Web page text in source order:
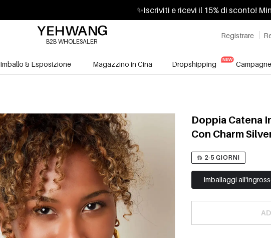
✨Iscriviti e ricevi il 15% di sconto!
Registrare
B2B WHOLESALER
Imballo & Esposizione Magazzino in Cina Dropshipping Campagne
Doppia Catena
Con Charm
2-5 GIORNI
Imballaggi